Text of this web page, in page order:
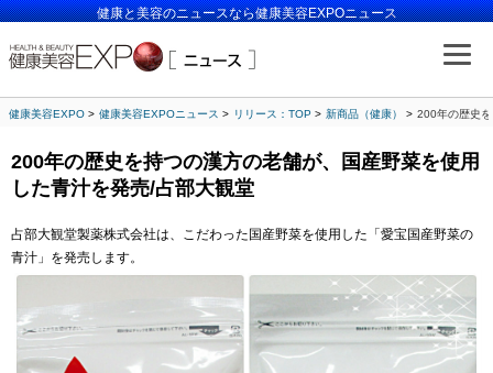
健康と美容のニュースなら健康美容EXPOニュース
健康美容EXPO 健康美容EXPOニュース リリース：TOP 新商品（健康） 200年の歴史
200年の歴史を持つの漢方の老舗が、国産野菜を使用
した青汁を発売/占部大観堂
占部大観堂製薬株式会社は、こだわった国産野菜を使用した「愛宝国産野菜の
青汁」を発売します。